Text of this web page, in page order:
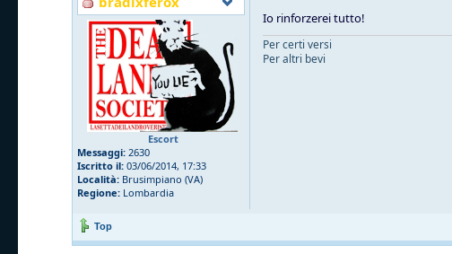
Escort
Messaggi: 2630
Iscritto il: 03/06/2014, 17:33
Località: Brusimpiano (VA)
Regione: Lombardia
Io rinforzerei tutto!
Per certi versi
Per altri bevi
Top